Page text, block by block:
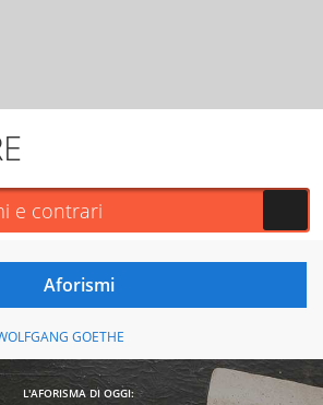
GOETHE
L'AFORISMA DI OGGI: